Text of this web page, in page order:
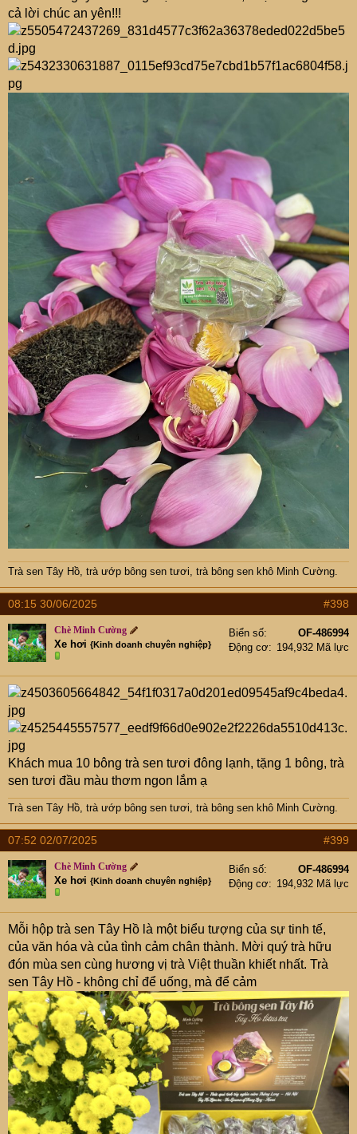
cả lời chúc an yên!!!
Trà sen Tây Hồ trà ướp bông sen tươi trà bông sen khô Minh Cường
08:15 30/06/2025 #398
Chè Minh Cường
Xe hơi {Kinh doanh chuyên nghiệp}
Biển số
OF-486994
Động cơ
194,932 Mã lực
Khách mua 10 bông trà sen tươi đông lạnh, tặng 1 bông, trà
sen tươi đầu màu thơm ngon lắm ạ
Trà sen Tây Hồ trà ướp bông sen tươi trà bông sen khô Minh Cường
07:52 02/07/2025 #399
Chè Minh Cường
Xe hơi {Kinh doanh chuyên nghiệp}
Biển số
OF-486994
Động cơ
194,932 Mã lực
Mỗi hộp trà sen Tây Hồ là một biểu tượng của sự tinh tế,
của văn hóa và của tình cảm chân thành. Mời quý trà hữu
đón mùa sen cùng hương vị trà Việt thuần khiết nhất. Trà
sen Tây Hồ - không chỉ để uống, mà để cảm